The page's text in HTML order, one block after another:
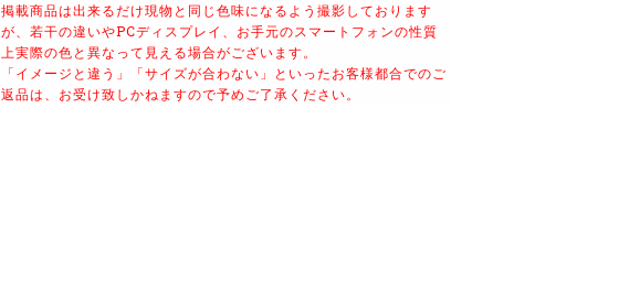
掲載商品は出来るだけ現物と同じ色味になるよう撮影しております
が、若干の違いやPCディスプレイ、お手元のスマートフォンの性質
上実際の色と異なって見える場合がございます。
「イメージと違う」「サイズが合わない」といったお客様都合でのご
返品は、お受け致しかねますので予めご了承ください。